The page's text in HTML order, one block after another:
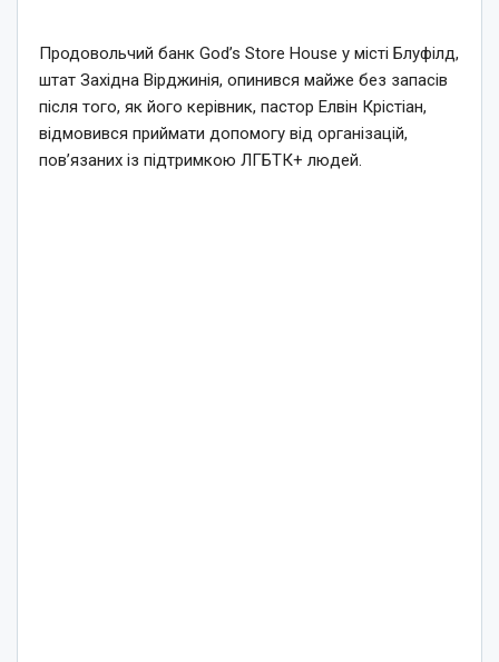
Продовольчий банк God’s Store House у місті Блуфілд,
штат Західна Вірджинія, опинився майже без запасів
після того, як його керівник, пастор Елвін Крістіан,
відмовився приймати допомогу від організацій,
пов’язаних із підтримкою ЛГБТК+ людей.